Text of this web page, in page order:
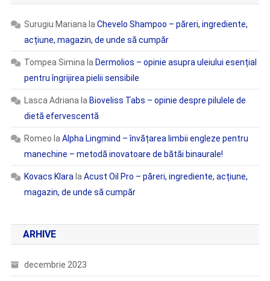
Surugiu Mariana la Chevelo Shampoo – păreri, ingrediente,
acțiune, magazin, de unde să cumpăr
Tompea Simina la Dermolios – opinie asupra uleiului esențial
pentru îngrijirea pielii sensibile
Lasca Adriana la Bioveliss Tabs – opinie despre pilulele de
dietă efervescentă
Romeo la Alpha Lingmind – învățarea limbii engleze pentru
manechine – metodă inovatoare de bătăi binaurale!
Kovacs Klara la Acust Oil Pro – păreri, ingrediente, acțiune,
magazin, de unde să cumpăr
ARHIVE
decembrie 2023